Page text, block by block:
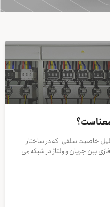
خاصیت سلفی که در ساختار
بین جریان و ولتاژ در شبکه می